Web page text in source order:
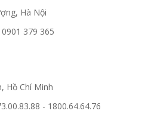
Hà Nội
379 365
Hồ Chí Minh
- 1800.64.64.76